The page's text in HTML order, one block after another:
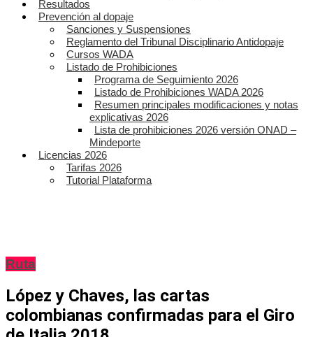
Resultados
Prevención al dopaje
Sanciones y Suspensiones
Reglamento del Tribunal Disciplinario Antidopaje
Cursos WADA
Listado de Prohibiciones
Programa de Seguimiento 2026
Listado de Prohibiciones WADA 2026
Resumen principales modificaciones y notas
explicativas 2026
Lista de prohibiciones 2026 versión ONAD –
Mindeporte
Licencias 2026
Tarifas 2026
Tutorial Plataforma
Ruta
López y Chaves, las cartas
colombianas confirmadas para el Giro